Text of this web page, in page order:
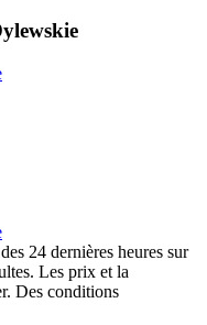
24 dernières heures sur
Les prix et la
Des conditions